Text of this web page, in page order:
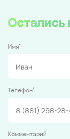
Остались
Имя*
Телефон*
Комментарий